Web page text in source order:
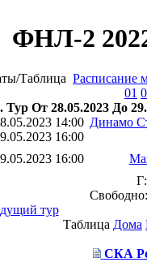
ФНЛ-2
Таблица Расписание
01
Тур От 28.05.2023 До
14:00 Динамо
16:00
16:00
тур
Таблица Дома
СКА